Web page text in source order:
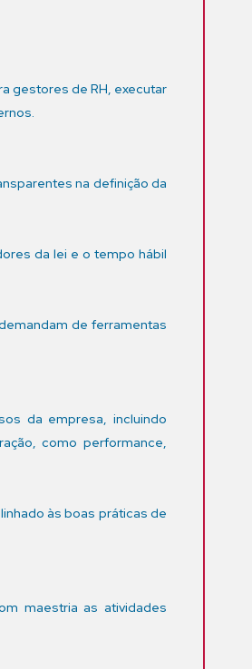
gestores de RH, executar
na definição da
da lei e o tempo hábil
de ferramentas
da empresa, incluindo
como performance,
às boas práticas de
maestria as atividades